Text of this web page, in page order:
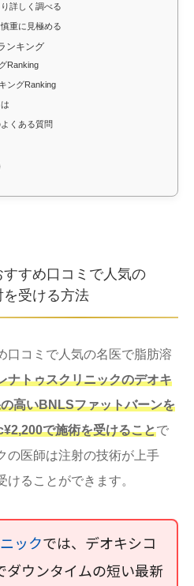
詳しく調べる
重に見極める
ンキング
Ranking
ングRanking
くある質問
すめ口コミで人気の
受ける方法
口コミで人気の名医で脂肪溶
ナトゥスクリニックのデオキ
高いBNLSファットバーンを
で施術を受けることで
の医師は注射の技術が上手
けることができます。
ックでは、デオキシコ
ダウンタイムの短い最新